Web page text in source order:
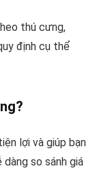
thú cưng,
định cụ thể
lợi và giúp bạn
so sánh giá